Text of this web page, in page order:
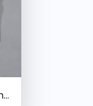
Die wichtigsten Daten der Stadtgeschichte